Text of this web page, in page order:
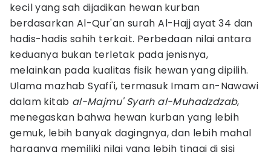
kecil yang sah dijadikan hewan kurban
berdasarkan Al-Qur'an surah Al-Hajj ayat 34 dan
hadis-hadis sahih terkait. Perbedaan nilai antara
keduanya bukan terletak pada jenisnya,
melainkan pada kualitas fisik hewan yang dipilih.
Ulama mazhab Syafi'i, termasuk Imam an-Nawawi
dalam kitab al-Majmu' Syarh al-Muhadzdzab,
menegaskan bahwa hewan kurban yang lebih
gemuk, lebih banyak dagingnya, dan lebih mahal
harganya memiliki nilai yang lebih tinggi di sisi